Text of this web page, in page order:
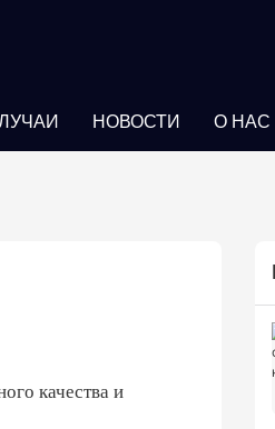
НОВОСТИ О НАС
качества и